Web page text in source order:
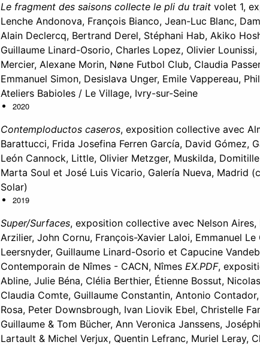
Le fragment des saisons collecte le pli du traitvolet 1,
Lenche Andonova, François Bianco, Jean-Luc Blanc,
Alain Declercq, Bertrand Derel, Stéphani Hab, Akiko
Guillaume Linard-Osorio, Charles Lopez, Olivier
Mercier, Alexane Morin, Nøne Futbol Club, Claudia
Emmanuel Simon, Desislava Unger, Emile Vappereau,
Ateliers Babioles / Le Village, Ivry-sur-Seine
2020
Contemploductos caseros, exposition collective avec
Barattucci, Frida Josefina Ferren García, David Gómez,
León Cannock, Little, Olivier Metzger, Muskilda,
Marta Soul et José Luis Vicario, Galería Nueva, Madrid
Solar)
2019
Super/Surfaces, exposition collective avec Nelson Aires,
Arzilier, John Cornu, François-Xavier Laloi, Emmanuel Le
Leersnyder, GuillaumeLinard-Osorio et Capucine
Contemporain de Nîmes - CACN, Nîmes EX.PDF,
Abline, Julie Béna, Clélia Berthier, Étienne Bossut,
Claudia Comte, GuillaumeConstantin, Antonio
Rosa, Peter Downsbrough, Ivan Liovik Ebel, Christelle
Guillaume& Tom Bücher, Ann Veronica Janssens,
Lartault & Michel Verjux, Quentin Lefranc, Muriel Leray,